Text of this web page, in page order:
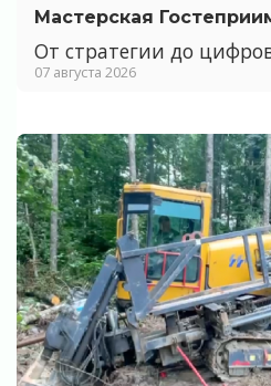
Мастерская
От стратегии до
07 августа 2026